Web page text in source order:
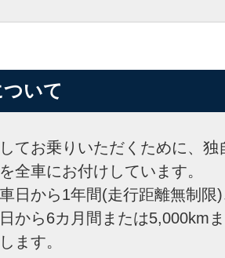
いて
てお乗りいただくために、
全車にお付けしています。
日から1年間(走行距離無制限
から6カ月間または5,000km
ます。